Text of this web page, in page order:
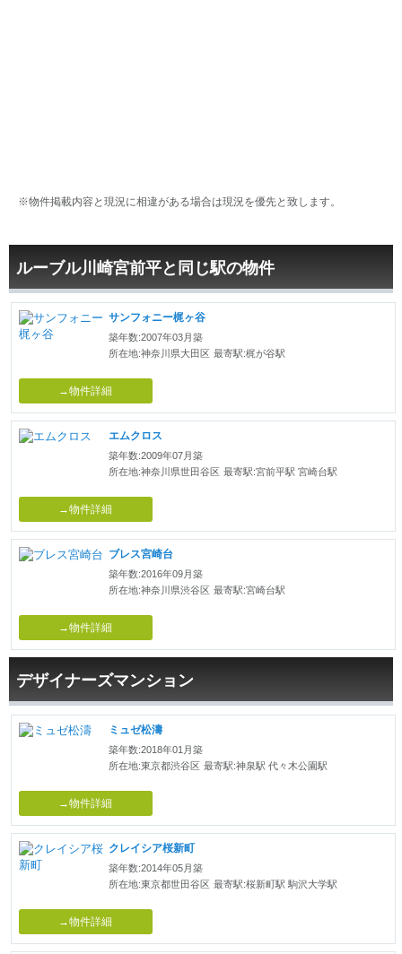
※物件掲載内容と現況に相違がある場合は現況を優先と致します。
ルーブル川崎宮前平と同じ駅の物件
サンフォニー梶ヶ谷
築年数:2007年03月築
所在地:神奈川県大田区 最寄駅:梶が谷駅
→物件詳細
エムクロス
築年数:2009年07月築
所在地:神奈川県世田谷区 最寄駅:宮前平駅 宮崎台駅
→物件詳細
ブレス宮崎台
築年数:2016年09月築
所在地:神奈川県渋谷区 最寄駅:宮崎台駅
→物件詳細
デザイナーズマンション
ミュゼ松濤
築年数:2018年01月築
所在地:東京都渋谷区 最寄駅:神泉駅 代々木公園駅
→物件詳細
クレイシア桜新町
築年数:2014年05月築
所在地:東京都世田谷区 最寄駅:桜新町駅 駒沢大学駅
→物件詳細